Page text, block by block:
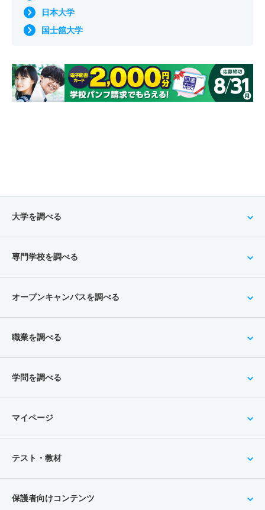
日本大学
国士舘大学
大学を調べる
専門学校を調べる
オープンキャンパスを調べる
職業を調べる
学問を調べる
マイページ
テスト・教材
保護者向けコンテンツ